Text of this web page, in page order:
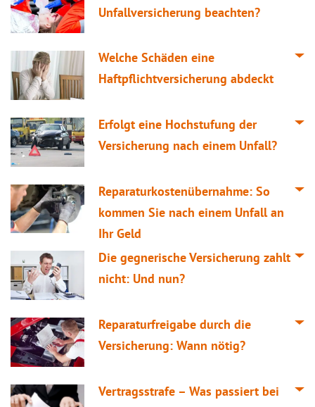
Unfallversicherung beachten?
Welche Schäden eine
Haftpflichtversicherung abdeckt
Erfolgt eine Hochstufung der
Versicherung nach einem Unfall?
Reparaturkostenübernahme: So
kommen Sie nach einem Unfall an
Ihr Geld
Die gegnerische Versicherung zahlt
nicht: Und nun?
Reparaturfreigabe durch die
Versicherung: Wann nötig?
Vertragsstrafe – Was passiert bei